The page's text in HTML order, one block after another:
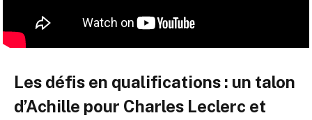
Les défis en qualifications : un talon
d’Achille pour Charles Leclerc et